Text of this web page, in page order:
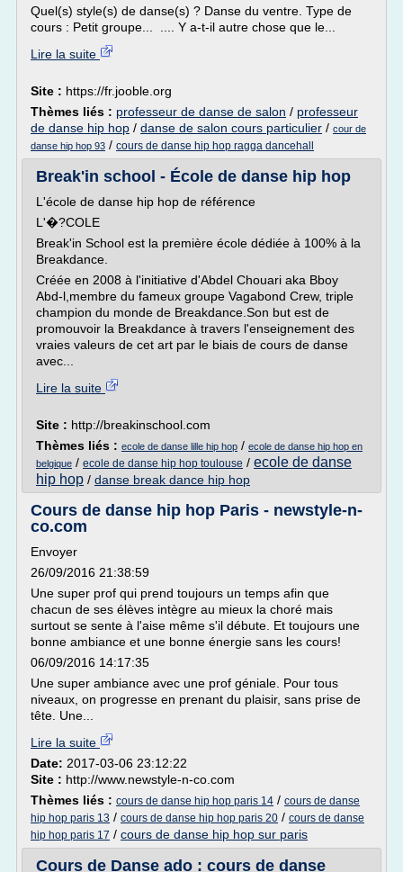
Quel(s) style(s) de danse(s) ? Danse du ventre. Type de
cours : Petit groupe... .... Y a-t-il autre chose que le...
Lire la suite
Site : https://fr.jooble.org
Thèmes liés : professeur de danse de salon / professeur
de danse hip hop / danse de salon cours particulier / cour de
danse hip hop 93 / cours de danse hip hop ragga dancehall
Break'in school - École de danse hip hop
L'école de danse hip hop de référence
L'�?COLE
Break'in School est la première école dédiée à 100% à la
Breakdance.
Créée en 2008 à l'initiative d'Abdel Chouari aka Bboy
Abd-l,membre du fameux groupe Vagabond Crew, triple
champion du monde de Breakdance.Son but est de
promouvoir la Breakdance à travers l'enseignement des
vraies valeurs de cet art par le biais de cours de danse
avec...
Lire la suite
Site : http://breakinschool.com
Thèmes liés : ecole de danse lille hip hop / ecole de danse hip hop en
belgique / ecole de danse hip hop toulouse / ecole de danse
hip hop / danse break dance hip hop
Cours de danse hip hop Paris - newstyle-n-
co.com
Envoyer
26/09/2016 21:38:59
Une super prof qui prend toujours un temps afin que
chacun de ses élèves intègre au mieux la choré mais
surtout se sente à l'aise même s'il débute. Et toujours une
bonne ambiance et une bonne énergie sans les cours!
06/09/2016 14:17:35
Une super ambiance avec une prof géniale. Pour tous
niveaux, on progresse en prenant du plaisir, sans prise de
tête. Une...
Lire la suite
Date: 2017-03-06 23:12:22
Site : http://www.newstyle-n-co.com
Thèmes liés : cours de danse hip hop paris 14 / cours de danse
hip hop paris 13 / cours de danse hip hop paris 20 / cours de danse
hip hop paris 17 / cours de danse hip hop sur paris
Cours de Danse ado : cours de danse